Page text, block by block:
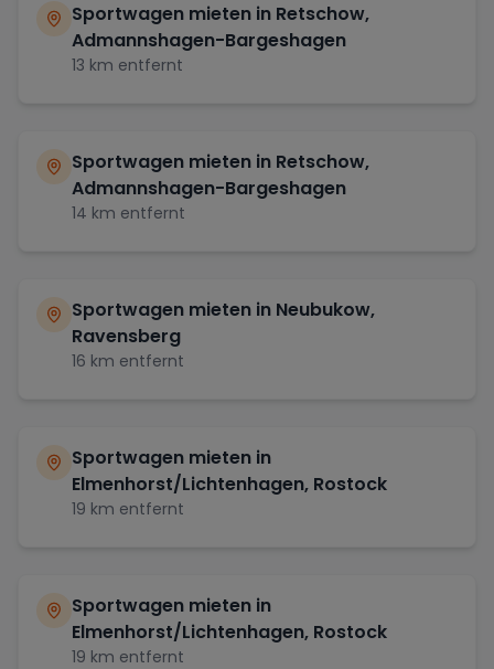
Sportwagen mieten in Retschow,
Admannshagen-Bargeshagen
13 km entfernt
Sportwagen mieten in Retschow,
Admannshagen-Bargeshagen
14 km entfernt
Sportwagen mieten in Neubukow,
Ravensberg
16 km entfernt
Sportwagen mieten in
Elmenhorst/Lichtenhagen, Rostock
19 km entfernt
Sportwagen mieten in
Elmenhorst/Lichtenhagen, Rostock
19 km entfernt